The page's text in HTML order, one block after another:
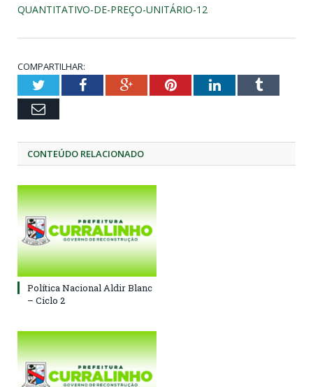
QUANTITATIVO-DE-PREÇO-UNITÁRIO-12
COMPARTILHAR:
TwitterFacebookGoogle+PinterestLinkedInTumblr
Email
CONTEÚDO RELACIONADO
Política Nacional Aldir Blanc
– Ciclo 2